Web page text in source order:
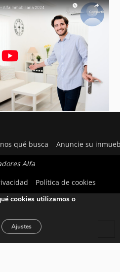
qué busca Anuncie su
Alfa
Política de cookies
la mejor experiencia en
cookies utilizamos o
Ajustes